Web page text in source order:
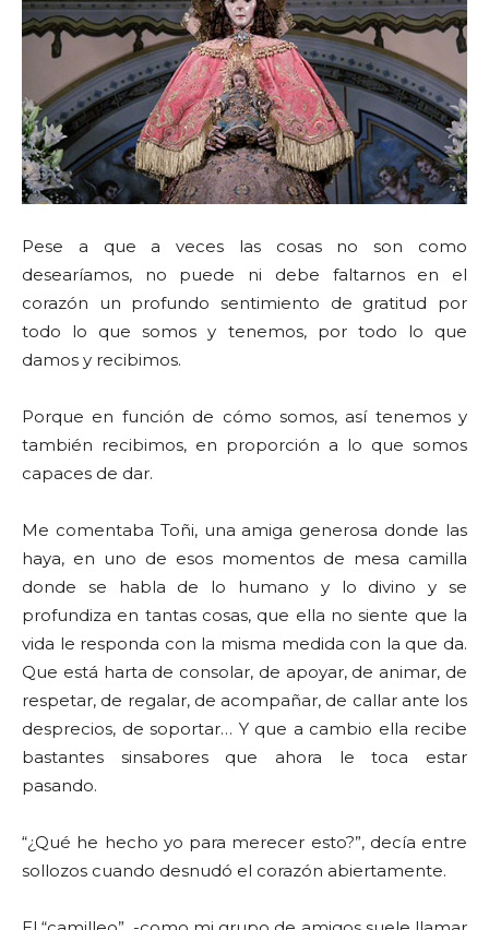
Pese a que a veces las cosas no son como
desearíamos, no puede ni debe faltarnos en el
corazón un profundo sentimiento de gratitud por
todo lo que somos y tenemos, por todo lo que
damos y recibimos.
Porque en función de cómo somos, así tenemos y
también recibimos, en proporción a lo que somos
capaces de dar.
Me comentaba Toñi, una amiga generosa donde las
haya, en uno de esos momentos de mesa camilla
donde se habla de lo humano y lo divino y se
profundiza en tantas cosas, que ella no siente que la
vida le responda con la misma medida con la que da.
Que está harta de consolar, de apoyar, de animar, de
respetar, de regalar, de acompañar, de callar ante los
desprecios, de soportar… Y que a cambio ella recibe
bastantes sinsabores que ahora le toca estar
pasando.
“¿Qué he hecho yo para merecer esto?”, decía entre
sollozos cuando desnudó el corazón abiertamente.